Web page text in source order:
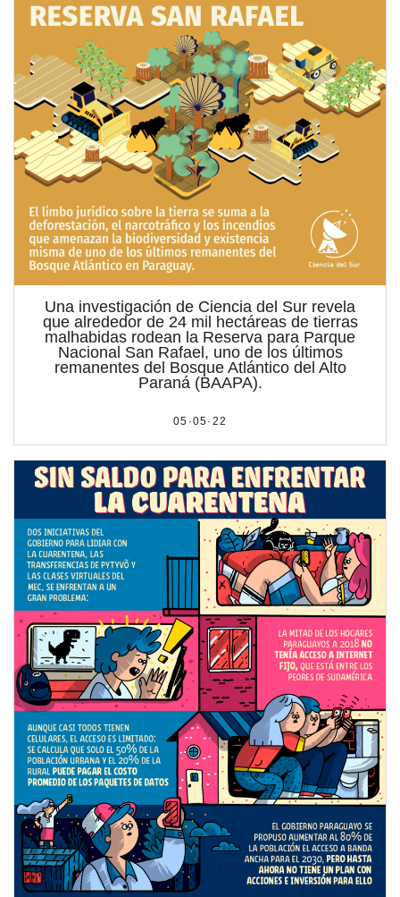
por formato
scrolls
timeline
chequeo
descargables
acerca
contacto
Una investigación de Ciencia del Sur revela
que alrededor de 24 mil hectáreas de tierras
malhabidas rodean la Reserva para Parque
Nacional San Rafael, uno de los últimos
remanentes del Bosque Atlántico del Alto
Paraná (BAAPA).
05·05·22